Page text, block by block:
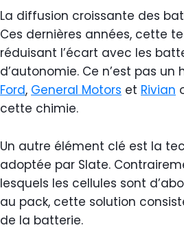
La diffusion croissante des
Ces dernières années, cette
réduisant l’écart avec les
d’autonomie. Ce n’est pas
Ford, General Motors et Rivian
cette chimie.
Un autre élément clé est la
adoptée par Slate.
lesquels les cellules sont
au pack, cette solution
de la batterie.